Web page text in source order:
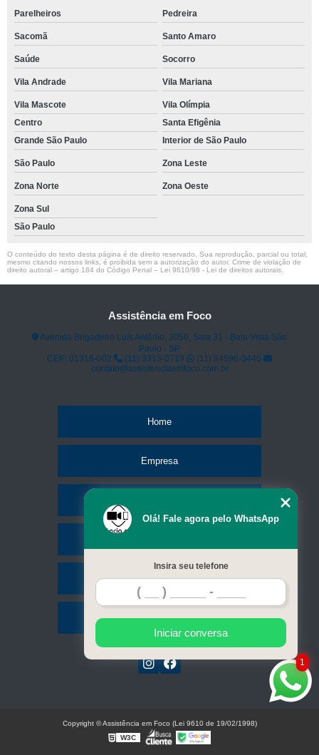
Parelheiros Pedreira
Sacomã Santo Amaro
Saúde Socorro
Vila Andrade Vila Mariana
Vila Mascote
Vila Olímpia
Centro
Santa Efigênia
Grande São Paulo
Interior de São Paulo
São Paulo Zona Leste
Zona Norte Zona Oeste
Zona Sul
São Paulo
O conteúdo do texto desta página é de direito reservado. Sua reprodução, parcial ou total,
mesmo citando nossos links, é proibida sem a autorização do autor. Crime de violação de
direito autoral – artigo 184 do Código Penal – Lei 9610/98 - Lei de direitos autorais
Assistência em Foco
Avenida Brigadeiro Luís Antônio, 2050, Sala 31 - Bela Vista São
Paulo - SP
CEP: 01318-002
(11) 3313-0719
(11) 94596-3446
contato@assistenciaemfoco.com.br
Home
Empresa
Contato
Mapa do site
1
Olá! Fale agora pelo WhatsApp
Insira seu telefone
Iniciar conversa
Copyright © Assistência em Foco (Lei 9610 de 19/02/1998)
W3C